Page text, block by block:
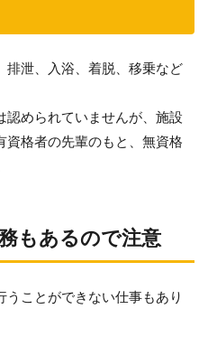
排泄、入浴、着脱、移乗など
認められていませんが、施設
資格者の先輩のもと、無資格
もあるので注意
ことができない仕事もあり